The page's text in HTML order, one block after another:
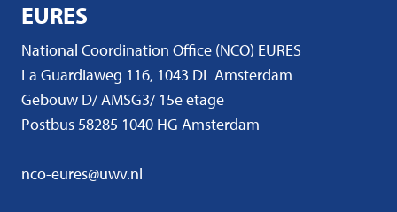
EURES
National Coordination Office (NCO) EURES
La Guardiaweg 116, 1043 DL Amsterdam
Gebouw D/ AMSG3/ 15e etage
Postbus 58285 1040 HG Amsterdam
nco-eures@uwv.nl